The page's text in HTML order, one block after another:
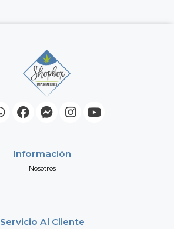
Información
Nosotros
Servicio Al Cliente